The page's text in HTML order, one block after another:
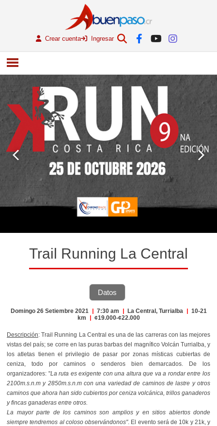
Crear cuenta Ingresar
Trail Running La Central
Datos
Domingo 26 Setiembre 2021 | 7:30 am | La Central, Turrialba | 10-21
km
| ¢19.000-¢22.000
Descripción: Trail Running La Central es una de las carreras con las mejores
vistas del país; se corre en las puras barbas del magnífico Volcán Turrialba, y
los atletas tienen el privilegio de pasar por zonas místicas cubiertas de
ceniza, todo por caminos o senderos bien demarcados. De los
organizadores: "La ruta es exigente con una altura que va a rondar entre los
2100m.s.n.m y 2850m.s.n.m con una variedad de caminos de lastre y otros
caminos que ahora han sido cubiertos por ceniza volcánica, trillos ganaderos
y fincas ganaderas entre otros.
La mayor parte de los caminos son amplios y en sitios abiertos donde
siempre tendremos al coloso observándonos". El evento será de 10k y 21k, y